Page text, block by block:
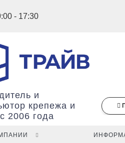
- 17:30
и
крепежа и
2006 года